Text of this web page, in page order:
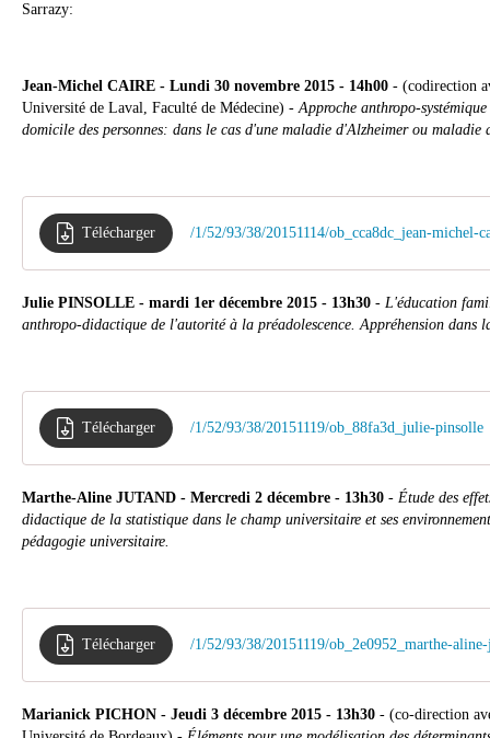
Sarrazy:
Jean-Michel CAIRE - Lundi 30 novembre 2015 - 14h00 - (codirection
Université de Laval, Faculté de Médecine) -Approche anthropo-
domicile des personnes: dans le cas d'une maladie d'Alzheimer ou maladie
Télécharger /1/52/93/38/20151114/ob_cca8dc_jean-michel-
Julie PINSOLLE - mardi 1er décembre 2015 - 13h30 - L'éducation
anthropo-didactique de l'autorité à la préadolescence. Appréhension dans
Télécharger /1/52/93/38/20151119/ob_88fa3d_julie-pinsolle
Marthe-Aline JUTAND - Mercredi 2 décembre - 13h30 - Étude des
didactique de la statistique dans le champ universitaire et ses
pédagogie universitaire.
Télécharger /1/52/93/38/20151119/ob_2e0952_marthe-
Marianick PICHON - Jeudi 3 décembre 2015 - 13h30 - (co-direction